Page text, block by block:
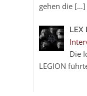
gehen die […]
LEX
Die
LEGION